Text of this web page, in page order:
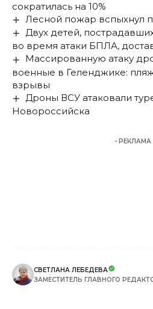
сократилась на 10%
Лесной пожар вспыхнул
Двух детей,
во время атаки БПЛА,
Массированную атаку
военные в Геленджике:
взрывы
Дроны ВСУ атаковали
Новороссийска
- РЕКЛАМА
СВЕТЛАНА ЛЕБЕДЕВА
ЗАМЕСТИТЕЛЬ ГЛАВНОГО